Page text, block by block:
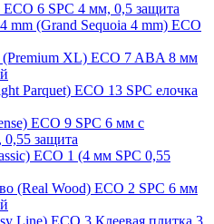
6 SPC 4 мм, 0,5 защита
mm (Grand Sequoia 4 mm) ECO
XL) ECO 7 ABA 8 мм
Parquet) ECO 13 SPC елочка
ECO 9 SPC 6 мм с
защита
ECO 1 (4 мм SPC 0,55
(Real Wood) ECO 2 SPC 6 мм
Line) ECO 3 Клеевая плитка 3